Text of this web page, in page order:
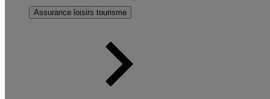
Assurance loisirs tourisme